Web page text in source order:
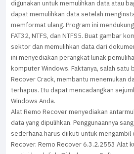
digunakan untuk memulihkan data atau
dapat memulihkan data setelah
memformat ulang. Program ini
FAT32, NTFS, dan NTFS5. Buat gambar
sektor dan memulihkan data dari
ini menyediakan perangkat lunak
komputer Windows. Faktanya, salah satu
Recover Crack, membantu menemukan
terhapus. Itu dapat mencadangkan
Windows Anda.
Alat Remo Recover menyediakan
data yang dipulihkan. Penggunaannya
sederhana harus diikuti untuk mengambil
Recover. Remo Recover 6.3.2.2553 Alat